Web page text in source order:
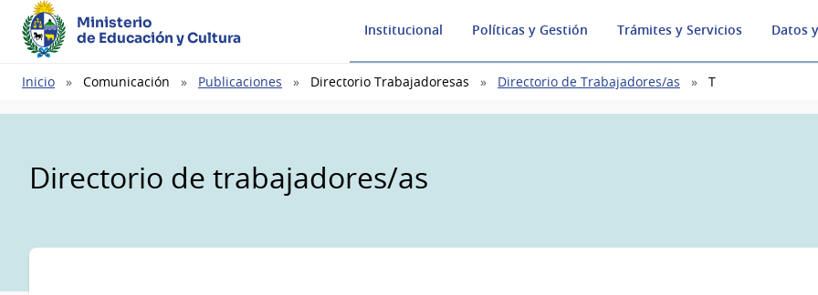
Ministerio
de Educación y Cultura
Institucional Políticas y Gestión Trámites y Servicios Datos
Ruta
Inicio Comunicación Publicaciones Directorio Trabajadoresas Directorio de Trabajadores/as T
Directorio de trabajadores/as